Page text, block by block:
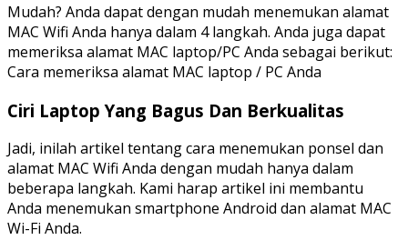
Mudah? Anda dapat dengan mudah menemukan alamat
MAC Wifi Anda hanya dalam 4 langkah. Anda juga dapat
memeriksa alamat MAC laptop/PC Anda sebagai berikut:
Cara memeriksa alamat MAC laptop / PC Anda
Ciri Laptop Yang Bagus Dan Berkualitas
Jadi, inilah artikel tentang cara menemukan ponsel dan
alamat MAC Wifi Anda dengan mudah hanya dalam
beberapa langkah. Kami harap artikel ini membantu
Anda menemukan smartphone Android dan alamat MAC
Wi-Fi Anda.